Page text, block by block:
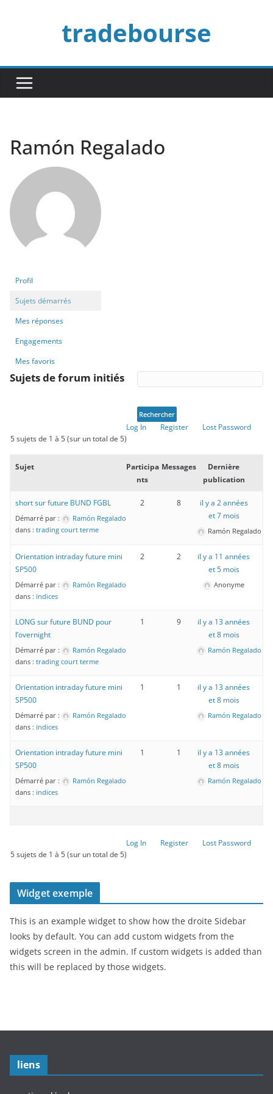
tradebourse
Ramón Regalado
Profil
Sujets démarrés
Mes réponses
Engagements
Mes favoris
Sujets de forum initiés
Log In Register
Lost Password
5 sujets de 1 à 5 (sur un total de 5)
Sujet
Participa
nts
Messages
Dernière
publication
short sur future BUND FGBL
Démarré par :
Ramón Regalado
dans : trading court terme
2 8
il y a 2 années
et 7 mois
Ramón Regalado
Orientation intraday future mini
SP500
Démarré par :
Ramón Regalado
dans : indices
2 2
il y a 11 années
et 5 mois
Anonyme
LONG sur future BUND pour
l’overnight
Démarré par :
Ramón Regalado
dans : trading court terme
1 9
il y a 13 années
et 8 mois
Ramón Regalado
Orientation intraday future mini
SP500
Démarré par :
Ramón Regalado
dans : indices
1 1
il y a 13 années
et 8 mois
Ramón Regalado
Orientation intraday future mini
SP500
Démarré par :
Ramón Regalado
dans : indices
1 1
il y a 13 années
et 8 mois
Ramón Regalado
Log In Register
Lost Password
5 sujets de 1 à 5 (sur un total de 5)
Widget exemple
This is an example widget to show how the droite Sidebar
looks by default. You can add custom widgets from the
widgets screen in the admin. If custom widgets is added than
this will be replaced by those widgets.
liens